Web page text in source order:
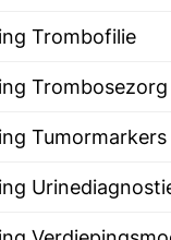
Trombofilie
Trombosezorg
Tumormarkers